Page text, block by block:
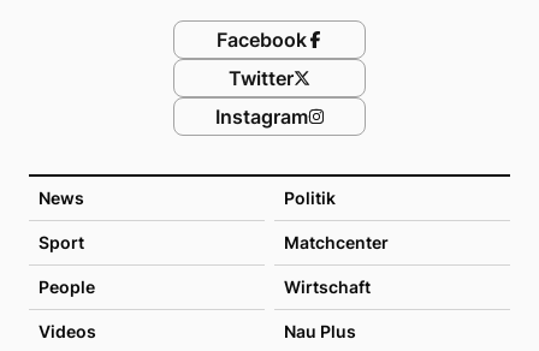
News Politik
Sport Matchcenter
People Wirtschaft
Videos Nau Plus
Facebook
Twitter
Instagram